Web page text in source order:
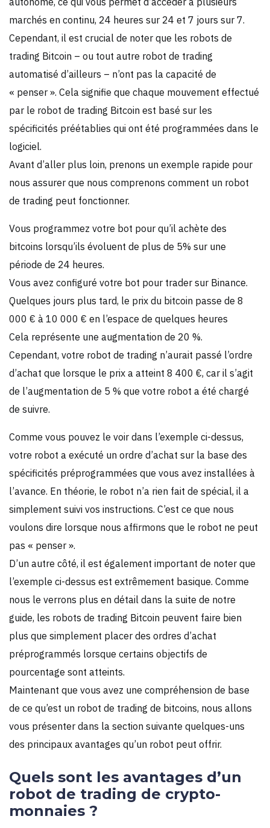
marchés en continu, 24 heures sur 24 et 7 jours sur 7.
Cependant, il est crucial de noter que les robots de
trading Bitcoin – ou tout autre robot de trading
automatisé d’ailleurs – n’ont pas la capacité de
« penser ». Cela signifie que chaque mouvement effectué
par le robot de trading Bitcoin est basé sur les
spécificités préétablies qui ont été programmées dans le
logiciel.
Avant d’aller plus loin, prenons un exemple rapide pour
nous assurer que nous comprenons comment un robot
de trading peut fonctionner.
Vous programmez votre bot pour qu’il achète des
bitcoins lorsqu’ils évoluent de plus de 5% sur une
période de 24 heures.
Vous avez configuré votre bot pour trader sur Binance.
Quelques jours plus tard, le prix du bitcoin passe de 8
000 € à 10 000 € en l’espace de quelques heures
Cela représente une augmentation de 20 %.
Cependant, votre robot de trading n’aurait passé l’ordre
d’achat que lorsque le prix a atteint 8 400 €, car il s’agit
de l’augmentation de 5 % que votre robot a été chargé
de suivre.
Comme vous pouvez le voir dans l’exemple ci-dessus,
votre robot a exécuté un ordre d’achat sur la base des
spécificités préprogrammées que vous avez installées à
l’avance. En théorie, le robot n’a rien fait de spécial, il a
simplement suivi vos instructions. C’est ce que nous
voulons dire lorsque nous affirmons que le robot ne peut
pas « penser ».
D’un autre côté, il est également important de noter que
l’exemple ci-dessus est extrêmement basique. Comme
nous le verrons plus en détail dans la suite de notre
guide, les robots de trading Bitcoin peuvent faire bien
plus que simplement placer des ordres d’achat
préprogrammés lorsque certains objectifs de
pourcentage sont atteints.
Maintenant que vous avez une compréhension de base
de ce qu’est un robot de trading de bitcoins, nous allons
vous présenter dans la section suivante quelques-uns
des principaux avantages qu’un robot peut offrir.
Quels sont les avantages d’un
robot de trading de crypto-
monnaies ?